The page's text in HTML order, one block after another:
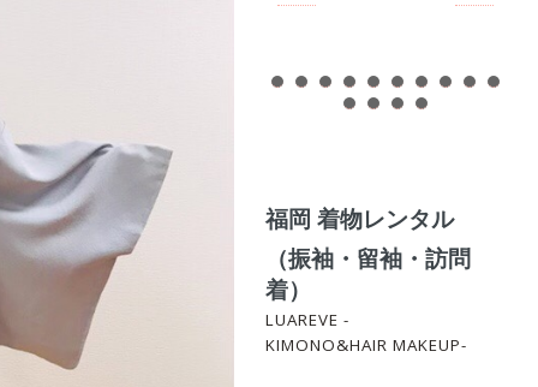
福岡 着物レンタル
（振袖・留袖・訪問
着）
LUAREVE -
KIMONO&HAIR MAKEUP-